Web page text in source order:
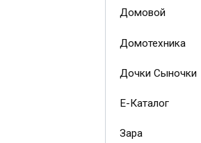
Домовой
Домотехника
Дочки Сыночки
Е-Каталог
Зара